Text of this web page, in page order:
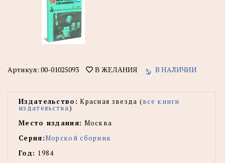
Артикул: 00-01025093 В ЖЕЛАНИЯ В НАЛИЧИИ
Издательство: Красная звезда (все книги
издательства)
Место издания: Москва
Серия:Морской сборник
Год: 1984